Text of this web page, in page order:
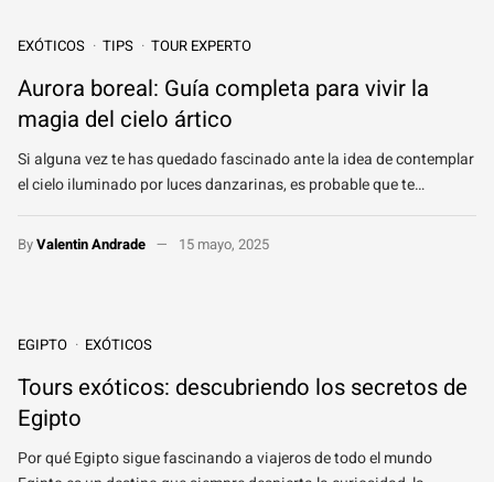
EXÓTICOS TIPS TOUR EXPERTO
Aurora boreal: Guía completa para vivir la
magia del cielo ártico
Si alguna vez te has quedado fascinado ante la idea de contemplar
el cielo iluminado por luces danzarinas, es probable que te…
ByValentin Andrade 15 mayo, 2025
EGIPTO EXÓTICOS
Tours exóticos: descubriendo los secretos de
Egipto
Por qué Egipto sigue fascinando a viajeros de todo el mundo